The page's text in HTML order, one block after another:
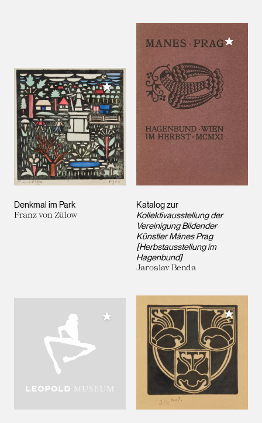
Denkmal im Park
Franz von Zülow
Meiner Sammlung hinzufügen
Katalog zur
Kollektivausstellung der
Vereinigung Bildender
Künstler Mánes Prag
[Herbstausstellung im
Hagenbund]
Jaroslav Benda
Meiner
Meiner Sammlung hinzufügen Meiner